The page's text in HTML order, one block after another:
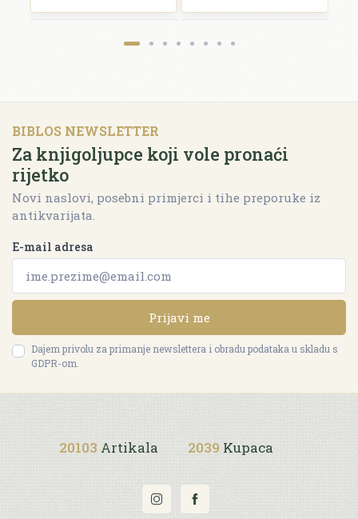
BIBLOS NEWSLETTER
Za knjigoljupce koji vole pronaći
rijetko
Novi naslovi, posebni primjerci i tihe preporuke iz
antikvarijata.
E-mail adresa
Prijavi me
Dajem privolu za primanje newslettera i obradu podataka u skladu s
GDPR-om.
20103 Artikala 2039 Kupaca